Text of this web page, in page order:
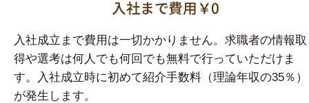
入社まで費用￥0
入社成立まで費用は一切かかりません。求職者の情報取
得や選考は何人でも何回でも無料で行っていただけま
す。入社成立時に初めて紹介手数料（理論年収の35％）
が発生します。